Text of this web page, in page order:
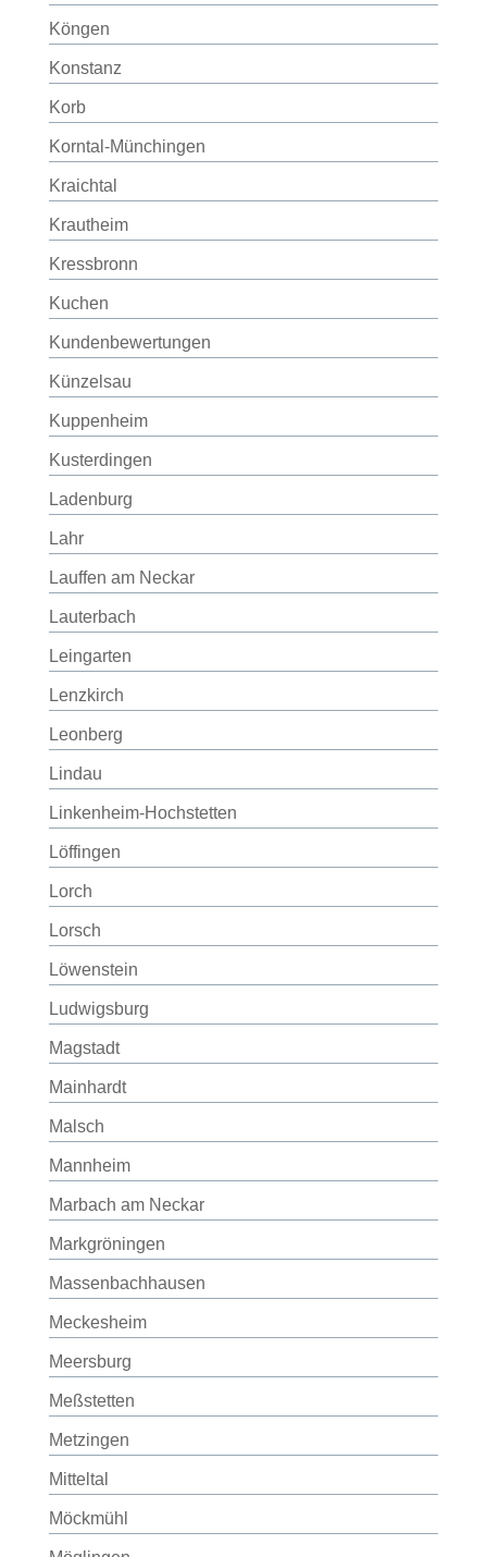
Köngen
Konstanz
Korb
Korntal-Münchingen
Kraichtal
Krautheim
Kressbronn
Kuchen
Kundenbewertungen
Künzelsau
Kuppenheim
Kusterdingen
Ladenburg
Lahr
Lauffen am Neckar
Lauterbach
Leingarten
Lenzkirch
Leonberg
Lindau
Linkenheim-Hochstetten
Löffingen
Lorch
Lorsch
Löwenstein
Ludwigsburg
Magstadt
Mainhardt
Malsch
Mannheim
Marbach am Neckar
Markgröningen
Massenbachhausen
Meckesheim
Meersburg
Meßstetten
Metzingen
Mitteltal
Möckmühl